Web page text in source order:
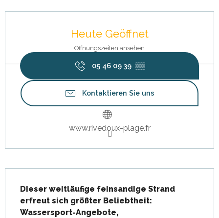
Heute Geöffnet
Öffnungszeiten ansehen
05 46 09 39 ▒▒
Kontaktieren Sie uns
www.rivedoux-plage.fr
Dieser weitläufige feinsandige Strand
erfreut sich größter Beliebtheit:
Wassersport-Angebote,